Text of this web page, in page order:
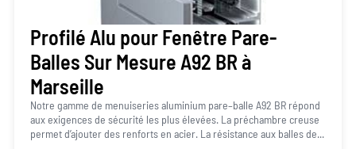
Profilé Alu pour Fenêtre Pare-
Balles Sur Mesure A92 BR à
Marseille
Notre gamme de menuiseries aluminium pare–balle A92 BR répond
aux exigences de sécurité les plus élevées. La préchambre creuse
permet d’ajouter des renforts en acier. La résistance aux balles de...